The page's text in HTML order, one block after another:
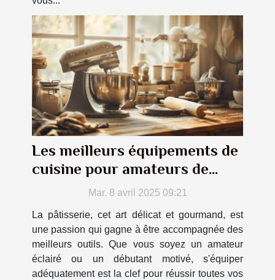
Les meilleurs équipements de
cuisine pour amateurs de
pâtisserieMar. 8 avril 2025 09:21
La pâtisserie, cet art délicat et gourmand, est
une passion qui gagne à être accompagnée des
meilleurs outils. Que vous soyez un amateur
éclairé ou un débutant motivé, s'équiper
adéquatement est la clef pour réussir toutes vos